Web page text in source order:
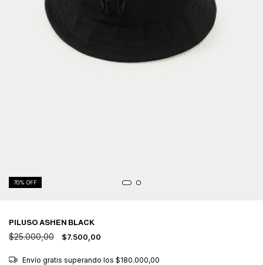
70% OFF
PILUSO ASHEN BLACK
$25.000,00 $7.500,00
Envío gratis superando los $180.000,00